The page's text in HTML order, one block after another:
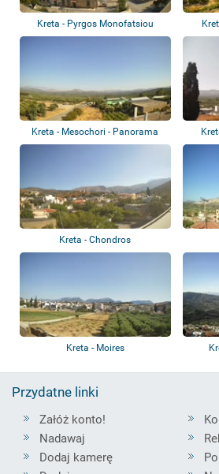
Kreta - Pyrgos Monofatsiou
Kreta - Mesochori - Panorama
Kreta - Chondros
Kreta - Moires
Przydatne linki
Załóż konto!
Nadawaj
Dodaj kamerę